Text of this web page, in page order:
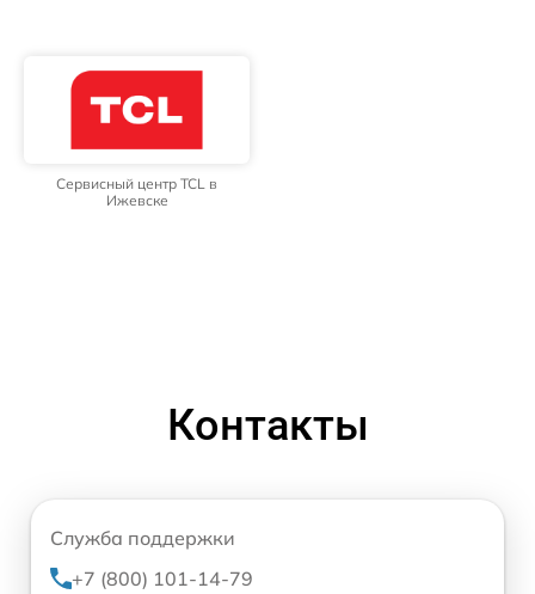
Сервисный центр TCL в
Ижевске
Контакты
Служба поддержки
+7 (800) 101-14-79